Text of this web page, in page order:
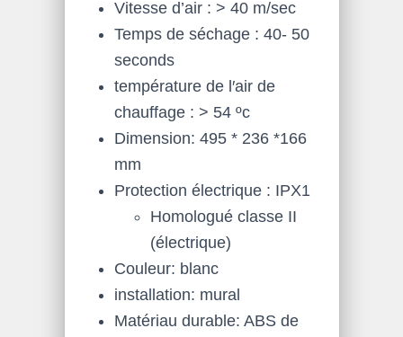
Vitesse d’air : > 40 m/sec
Temps de séchage : 40- 50
seconds
température de l′air de
chauffage : > 54 ºc
Dimension: 495 * 236 *166
mm
Protection électrique : IPX1
Homologué classe II
(électrique)
Couleur: blanc
installation: mural
Matériau durable: ABS de